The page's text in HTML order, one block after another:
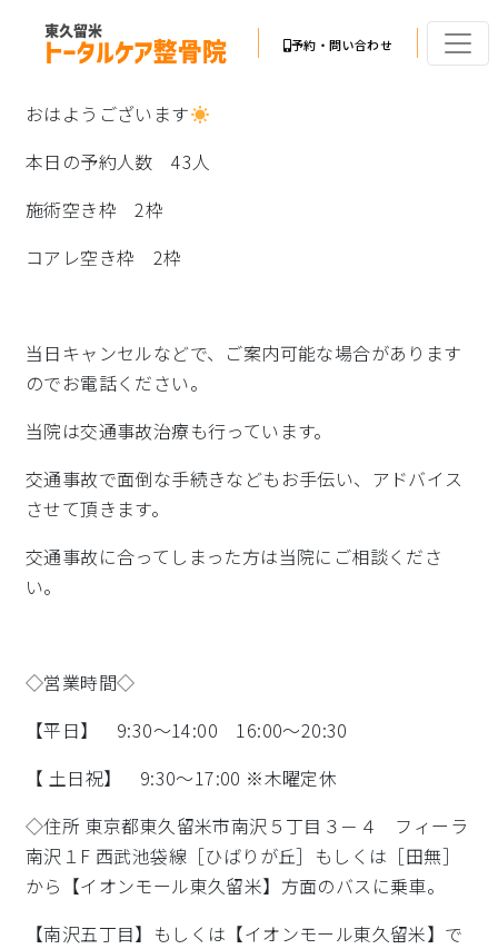
予約・問い合わせ
おはようございます
本日の予約人数 43人
施術空き枠 2枠
コアレ空き枠 2枠
当日キャンセルなどで、ご案内可能な場合があります
のでお電話ください。
当院は交通事故治療も行っています。
交通事故で面倒な手続きなどもお手伝い、アドバイス
させて頂きます。
交通事故に合ってしまった方は当院にご相談くださ
い。
◇営業時間◇
【平日】 9:30～14:00 16:00～20:30
【 土日祝】 9:30～17:00 ※木曜定休
◇住所 東京都東久留米市南沢５丁目３－４ フィーラ
南沢１F 西武池袋線［ひばりが丘］もしくは［田無］
から【イオンモール東久留米】方面のバスに乗車。
【南沢五丁目】もしくは【イオンモール東久留米】で